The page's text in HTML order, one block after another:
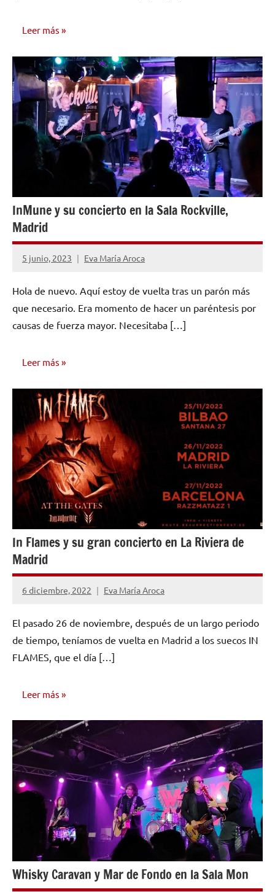
Leer más
OPINIÓN
InMune y su concierto en la Sala Rockville,
Madrid
5 junio, 2023 Eva María Aroca
No
comentarios
Hola de nuevo. Aquí estoy de vuelta tras un parón más
que necesario. Era momento de hacer un paréntesis por
causas de fuerza mayor. Necesitaba […]
Leer más
OPINIÓN
In Flames y su gran concierto en La Riviera de
Madrid
6 diciembre, 2022 Eva María Aroca
No
comentarios
El pasado 26 de noviembre, después de un largo periodo
de tiempo, teníamos de vuelta en Madrid a los suecos IN
FLAMES, que el día […]
Leer más
OPINIÓN
Whisky Caravan y Mar de Fondo en la Sala Mon